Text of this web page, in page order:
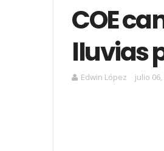
COE
lluvias
Edwin López julio 06,